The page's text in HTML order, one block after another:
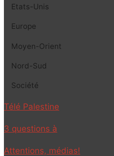
Etats-Unis
Europe
Moyen-Orient
Nord-Sud
Société
Télé Palestine
3 questions à
Attentions, médias!